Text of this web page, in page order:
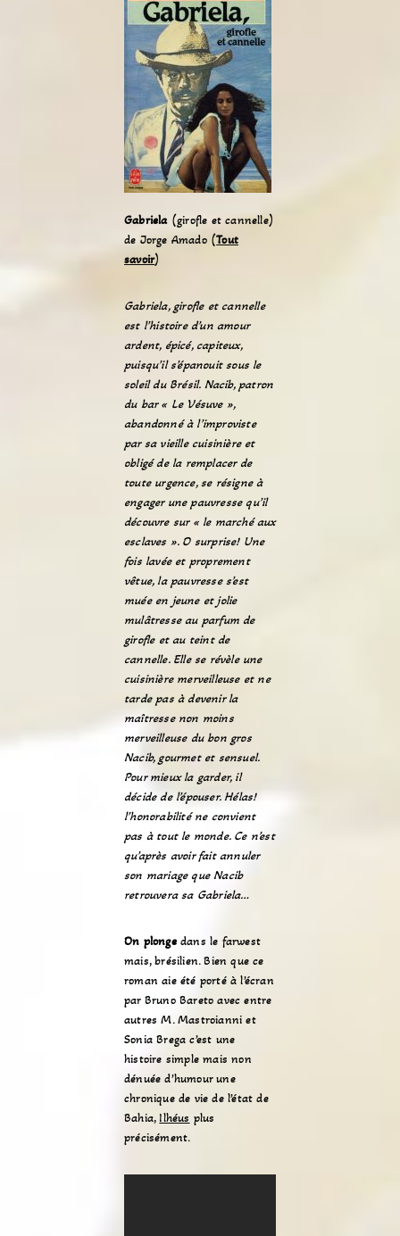
Gabriela(girofle et cannelle)
de Jorge Amado (Tout
savoir)
Gabriela, girofle et cannelle
est l’histoire d’un amour
ardent, épicé, capiteux,
puisqu’il s’épanouit sous le
soleil du Brésil. Nacib, patron
du bar « Le Vésuve »,
abandonné à l’improviste
par sa vieille cuisinière et
obligé de la remplacer de
toute urgence, se résigne à
engager une pauvresse qu’il
découvre sur « le marché aux
esclaves ». O surprise! Une
fois lavée et proprement
vêtue, la pauvresse s’est
muée en jeune et jolie
mulâtresse au parfum de
girofle et au teint de
cannelle. Elle se révèle une
cuisinière merveilleuse et ne
tarde pas à devenir la
maîtresse non moins
merveilleuse du bon gros
Nacib, gourmet et sensuel.
Pour mieux la garder, il
décide de l’épouser. Hélas!
l’honorabilité ne convient
pas à tout le monde. Ce n’est
qu’après avoir fait annuler
son mariage que Nacib
retrouvera sa Gabriela…
On plongedans le farwest
mais, brésilien. Bien que ce
roman aie été porté à l’écran
par Bruno Bareto avec entre
autres M. Mastroianni et
Sonia Brega c’est une
histoire simple mais non
dénuée d’humour une
chronique de vie de l’état de
Bahia, Ilhéus plus
précisément.